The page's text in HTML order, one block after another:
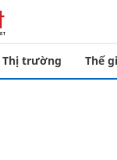
Thị trường Thế